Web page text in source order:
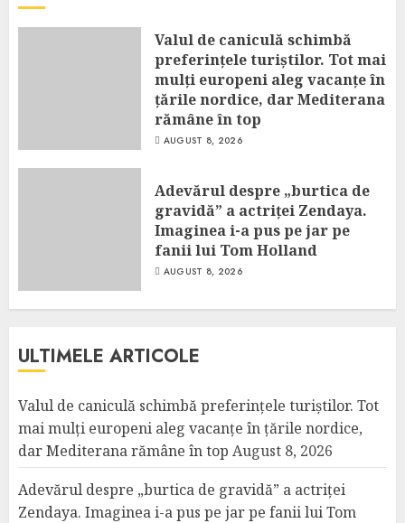
Valul de caniculă schimbă
preferințele turiștilor. Tot mai
mulți europeni aleg vacanțe în
țările nordice, dar Mediterana
rămâne în top
AUGUST 8, 2026
Adevărul despre „burtica de
gravidă” a actriței Zendaya.
Imaginea i-a pus pe jar pe
fanii lui Tom Holland
AUGUST 8, 2026
ULTIMELE ARTICOLE
Valul de caniculă schimbă preferințele turiștilor. Tot
mai mulți europeni aleg vacanțe în țările nordice,
dar Mediterana rămâne în top August 8, 2026
Adevărul despre „burtica de gravidă” a actriței
Zendaya. Imaginea i-a pus pe jar pe fanii lui Tom